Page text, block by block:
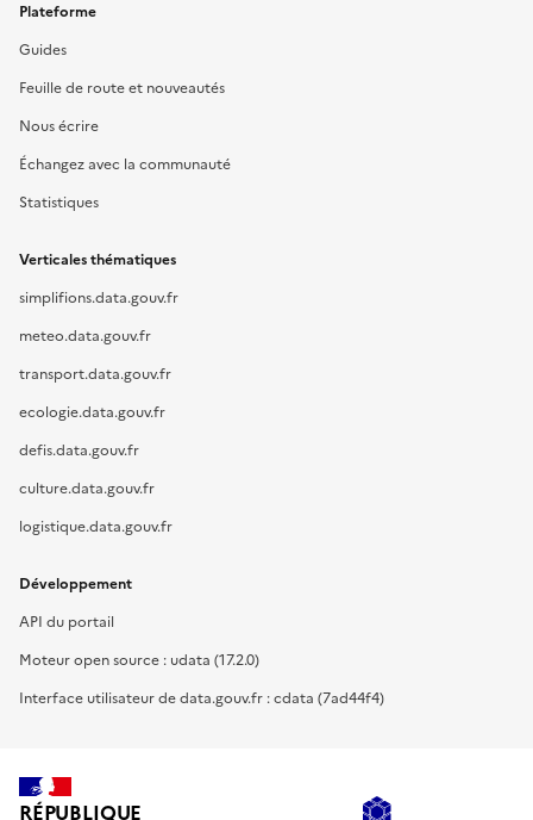
Plateforme
Guides
Feuille de route et nouveautés
Nous écrire
Échangez avec la communauté
Statistiques
Verticales thématiques
simplifions.data.gouv.fr
meteo.data.gouv.fr
transport.data.gouv.fr
ecologie.data.gouv.fr
defis.data.gouv.fr
culture.data.gouv.fr
logistique.data.gouv.fr
Développement
API du portail
Moteur open source : udata (17.2.0)
Interface utilisateur de data.gouv.fr : cdata (7ad44f4)
RÉPUBLIQUE